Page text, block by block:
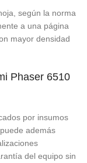
según la norma
a una página
mayor densidad
Phaser 6510
por insumos
además
del equipo sin